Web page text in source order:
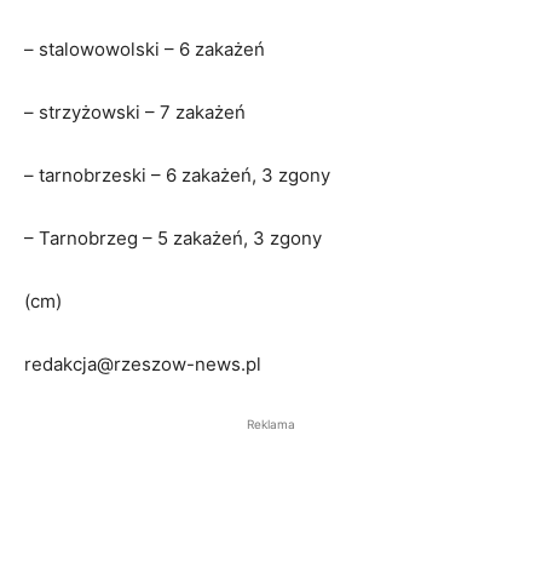
– stalowowolski – 6 zakażeń
– strzyżowski – 7 zakażeń
– tarnobrzeski – 6 zakażeń, 3 zgony
– Tarnobrzeg – 5 zakażeń, 3 zgony
(cm)
redakcja@rzeszow-news.pl
Reklama